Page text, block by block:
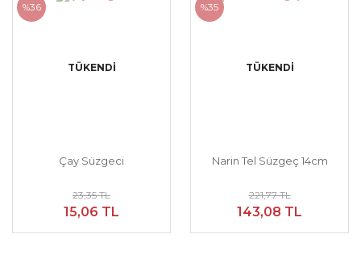
%36
TÜKENDİ
Çay Süzgeci
23,35 TL
15,06 TL
%35
TÜKENDİ
Narin Tel Süzgeç 14cm
221,77 TL
143,08 TL